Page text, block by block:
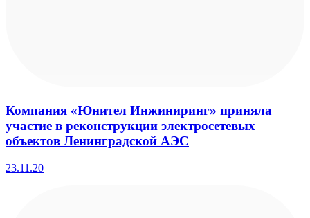
Компания «Юнител Инжиниринг» приняла
участие в реконструкции электросетевых
объектов Ленинградской АЭС
23.11.20